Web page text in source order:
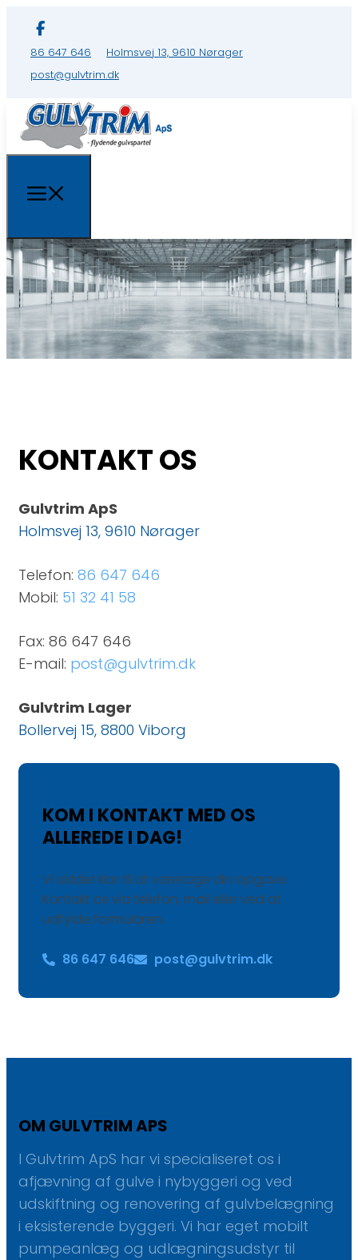
86 647 646
Holmsvej 13, 9610 Nørager
post@gulvtrim.dk
KONTAKT OS
Gulvtrim ApS
Holmsvej 13, 9610 Nørager
Telefon: 86 647 646
Mobil: 51 32 41 58
Fax: 86 647 646
E-mail: post@gulvtrim.dk
Gulvtrim Lager
Bollervej 15, 8800 Viborg
KOM I KONTAKT MED OS
ALLEREDE I DAG!
Vi sidder klar til at varetage din opgave.
Kontakt os via telefon, mail eller ved at
udfylde formularen.
86 647 646 post@gulvtrim.dk
OM GULVTRIM APS
I Gulvtrim ApS har vi specialiseret os i
afjævning af gulve i nybyggeri og ved
udskiftning og renovering af gulvbelægning
i eksisterende byggeri. Vi har eget mobilt
pumpeanlæg og udlægningsudstyr til